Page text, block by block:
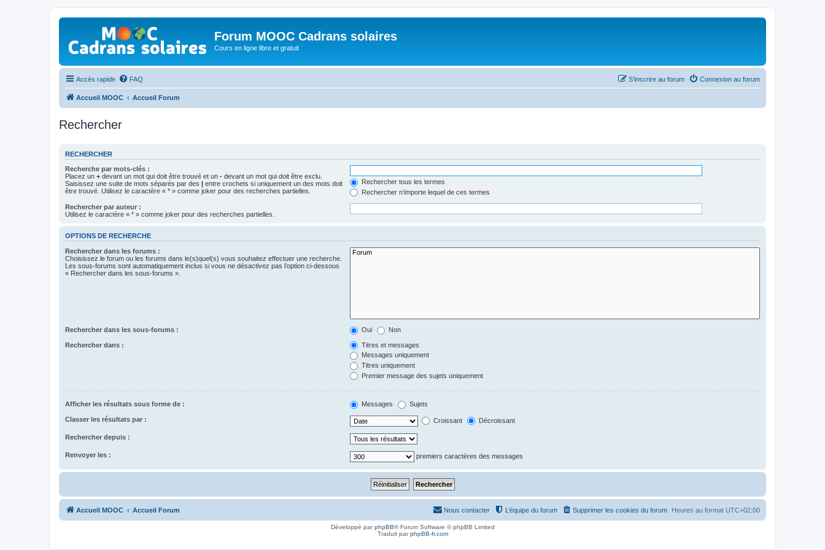
Forum MOOC Cadrans solaires
Cours en ligne libre et gratuit
Accès rapide FAQ Connexion au forum
S’inscrire au forum
Accueil MOOC Accueil Forum
Rechercher
RECHERCHER
Recherche par mots-clés :
Placez un + devant un mot qui doit être trouvé et un - devant un mot qui doit être exclu.
Saisissez une suite de mots séparés par des | entre crochets si uniquement un des mots doit
être trouvé. Utilisez le caractère « * » comme joker pour des recherches partielles.
Rechercher tous les termes
Rechercher n’importe lequel de ces termes
Rechercher par auteur :
Utilisez le caractère « * » comme joker pour des recherches partielles.
OPTIONS DE RECHERCHE
Rechercher dans les forums :
Choisissez le forum ou les forums dans le(s)quel(s) vous souhaitez effectuer une recherche.
Les sous-forums sont automatiquement inclus si vous ne désactivez pas l’option ci-dessous
« Rechercher dans les sous-forums ».
Rechercher dans les sous-forums : Oui Non
Rechercher dans :
Titres et messages
Messages uniquement
Titres uniquement
Premier message des sujets uniquement
Afficher les résultats sous forme de : Messages Sujets
Classer les résultats par : Croissant Décroissant
Rechercher depuis :
Renvoyer les : premiers caractères des messages
Accueil MOOC Accueil Forum Heures au format UTC+02:00
Supprimer les cookies du forum
L’équipe du forum
Nous contacter
Développé parphpBB® Forum Software © phpBB Limited
Traduit parphpBB-fr.com